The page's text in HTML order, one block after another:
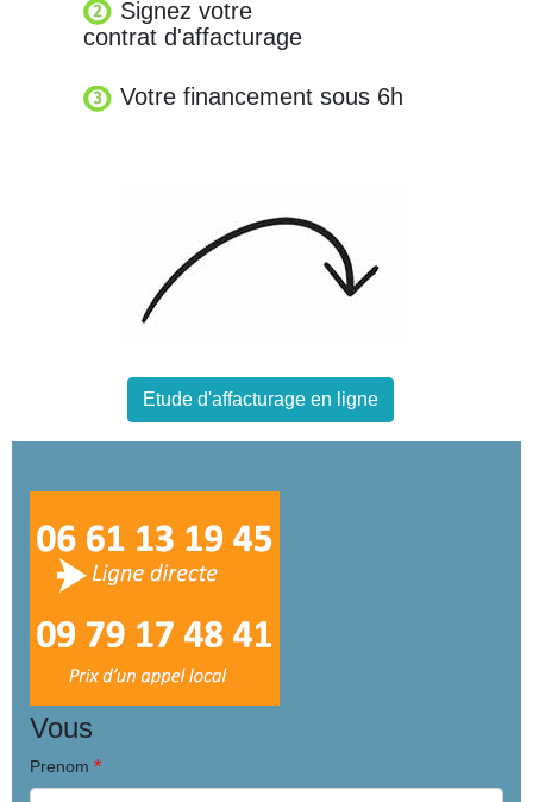
Signez votre
contrat d'affacturage
Votre financement sous 6h
Etude d'affacturage en ligne
Vous
Prenom *